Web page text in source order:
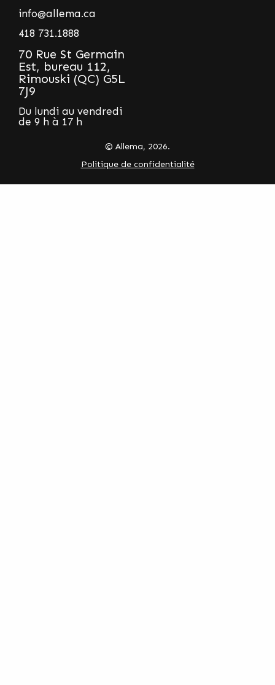
info@allema.ca
418 731.1888
70 Rue St Germain
Est, bureau 112,
Rimouski (QC) G5L
7J9
Du lundi au vendredi
de 9 h à 17 h
© Allema, 2026.
Politique de confidentialité